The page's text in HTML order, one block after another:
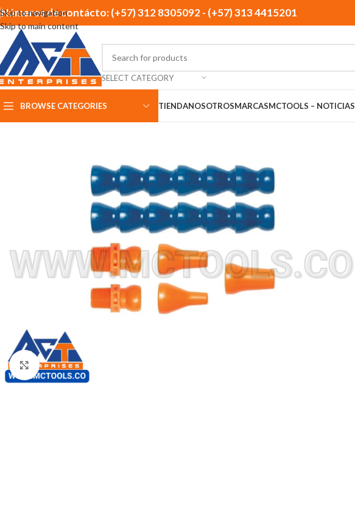
Skip to navigation
Skip to main content
Números de contácto: (+57) 312 8305092 - (+57) 313 4415201
SELECT CATEGORY
BROWSE CATEGORIES TIENDANOSOTROSMARCASMCTOOLS – NOTICIAS
Click to enlarge